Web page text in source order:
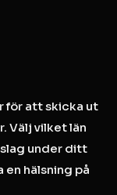
för att skicka ut
Välj vilket län
under ditt
en hälsning på